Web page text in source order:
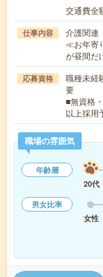
交通費全
仕事内容
介護関連
≪お年寄
が昼間だ
応募資格
職種未経
要
■無資格
以上採用
職場の雰囲気
年齢層
20代
男女比率
女性